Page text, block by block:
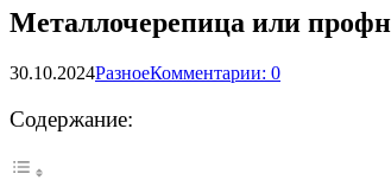
Металлочерепица или
30.10.2024РазноеКомментарии: 0
Содержание: